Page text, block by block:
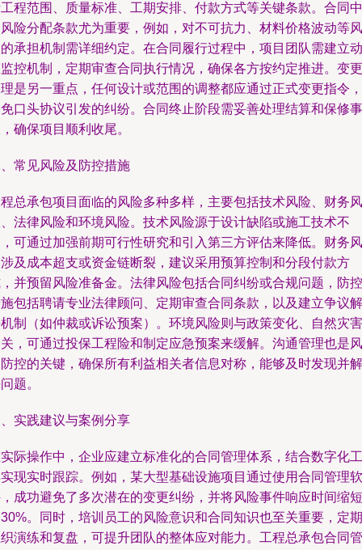
程范围、质量标准、工期安排、付款方式等关键条款。合同中
险分配条款尤为重要，例如，对不可抗力、材料价格波动等风
承担机制需详细约定。在合同履行过程中，项目团队需建立动
控机制，定期审查合同执行情况，确保各方按约定推进。变更
是另一重点，任何设计或范围的调整都应通过正式变更指令，
口头协议引发的纠纷。合同终止阶段需妥善处理结算和保修事
确保项目顺利收尾。
常见风险及防控措施
总承包项目面临的风险多种多样，主要包括技术风险、财务风
法律风险和环境风险。技术风险源于设计缺陷或施工技术不
可通过加强前期可行性研究和引入第三方评估来降低。财务风
及成本超支或资金链断裂，建议采用预算控制和分段付款方
并预留风险准备金。法律风险包括合同纠纷或合规问题，防控
包括聘请专业法律顾问、定期审查合同条款，以及建立争议解
制（如仲裁或诉讼预案）。环境风险则与政策变化、自然灾害
，可通过投保工程险和制定应急预案来缓解。沟通管理也是风
控的关键，确保所有利益相关者信息对称，能够及时发现并解
题。
实践建议与案例分享
际操作中，企业应建立标准化的合同管理体系，结合数字化工
现实时跟踪。例如，某大型基础设施项目通过使用合同管理软
成功避免了多次潜在的变更纠纷，并将风险事件响应时间缩短
。同时，培训员工的风险意识和合同知识也至关重要，定期
演练和复盘，可提升团队的整体应对能力。工程总承包合同管